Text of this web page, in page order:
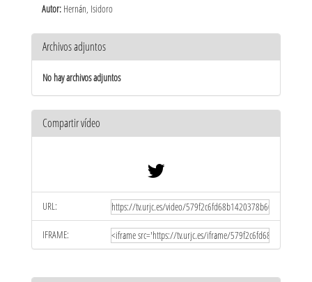
Autor: Hernán, Isidoro
Archivos adjuntos
No hay archivos adjuntos
Compartir vídeo
URL:
IFRAME: